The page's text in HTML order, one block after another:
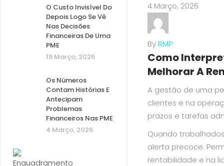
O Custo Invisível Do
Depois Logo Se Vê
Nas Decisões
Financeiras De Uma
PME
19 Março, 2026
Os Números
Contam Histórias E
Antecipam
Problemas
Financeiros Nas PME
4 Março, 2026
4 Março, 2026
ByRMP
Como
Melhorar A
A gestão de uma
clientes e na
prazos e tarefas
Quando
alerta precoce.
rentabilidade e na